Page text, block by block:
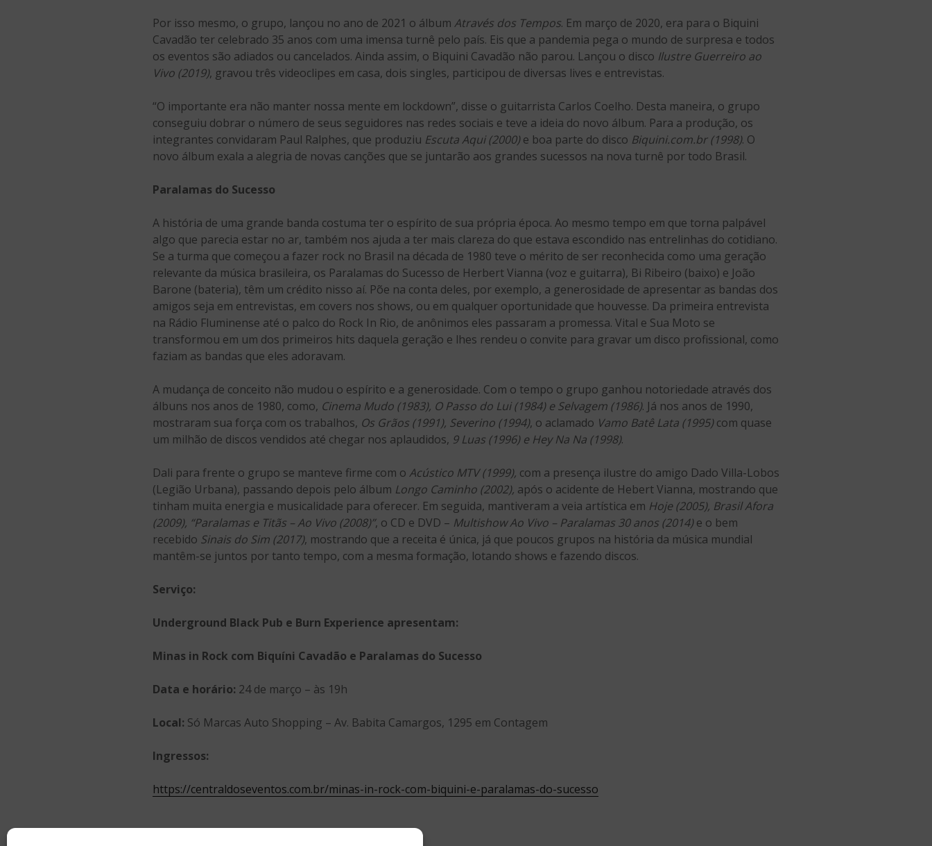
Por isso mesmo, o grupo, lançou no ano de 2021 o álbum Através dos Tempos. Em março de 2020, era para o Biquini
Cavadão ter celebrado 35 anos com uma imensa turnê pelo país. Eis que a pandemia pega o mundo de surpresa e todos
os eventos são adiados ou cancelados. Ainda assim, o Biquini Cavadão não parou. Lançou o disco Ilustre Guerreiro ao
Vivo (2019), gravou três videoclipes em casa, dois singles, participou de diversas lives e entrevistas.
“O importante era não manter nossa mente em lockdown”, disse o guitarrista Carlos Coelho. Desta maneira, o grupo
conseguiu dobrar o número de seus seguidores nas redes sociais e teve a ideia do novo álbum. Para a produção, os
integrantes convidaram Paul Ralphes, que produziu Escuta Aqui (2000)e boa parte do disco Biquini.com.br (1998). O
novo álbum exala a alegria de novas canções que se juntarão aos grandes sucessos na nova turnê por todo Brasil.
Paralamas do Sucesso
A história de uma grande banda costuma ter o espírito de sua própria época. Ao mesmo tempo em que torna palpável
algo que parecia estar no ar, também nos ajuda a ter mais clareza do que estava escondido nas entrelinhas do cotidiano.
Se a turma que começou a fazer rock no Brasil na década de 1980 teve o mérito de ser reconhecida como uma geração
relevante da música brasileira, os Paralamas do Sucesso de Herbert Vianna (voz e guitarra), Bi Ribeiro (baixo) e João
Barone (bateria), têm um crédito nisso aí. Põe na conta deles, por exemplo, a generosidade de apresentar as bandas dos
amigos seja em entrevistas, em covers nos shows, ou em qualquer oportunidade que houvesse. Da primeira entrevista
na Rádio Fluminense até o palco do Rock In Rio, de anônimos eles passaram a promessa. Vital e Sua Moto se
transformou em um dos primeiros hits daquela geração e lhes rendeu o convite para gravar um disco profissional, como
faziam as bandas que eles adoravam.
A mudança de conceito não mudou o espírito e a generosidade. Com o tempo o grupo ganhou notoriedade através dos
álbuns nos anos de 1980, como, Cinema Mudo (1983), O Passo do Lui (1984) e Selvagem (1986). Já nos anos de 1990,
mostraram sua força com os trabalhos, Os Grãos (1991), Severino (1994), o aclamado Vamo Batê Lata (1995)com quase
um milhão de discos vendidos até chegar nos aplaudidos, 9 Luas (1996) e Hey Na Na (1998).
Dali para frente o grupo se manteve firme com o Acústico MTV (1999), com a presença ilustre do amigo Dado Villa-Lobos
(Legião Urbana), passando depois pelo álbum Longo Caminho (2002), após o acidente de Hebert Vianna, mostrando que
tinham muita energia e musicalidade para oferecer. Em seguida, mantiveram a veia artística em Hoje (2005), Brasil Afora
(2009), “Paralamas e Titãs – Ao Vivo (2008)”, o CD e DVD – Multishow Ao Vivo – Paralamas 30 anos (2014)e o bem
recebido Sinais do Sim (2017), mostrando que a receita é única, já que poucos grupos na história da música mundial
mantêm-se juntos por tanto tempo, com a mesma formação, lotando shows e fazendo discos.
Serviço:
Underground Black Pub e Burn Experience apresentam:
Minas in Rock com Biquíni Cavadão e Paralamas do Sucesso
Data e horário: 24 de março – às 19h
Local: Só Marcas Auto Shopping – Av. Babita Camargos, 1295 em Contagem
Ingressos:
https://centraldoseventos.com.br/minas-in-rock-com-biquini-e-paralamas-do-sucesso